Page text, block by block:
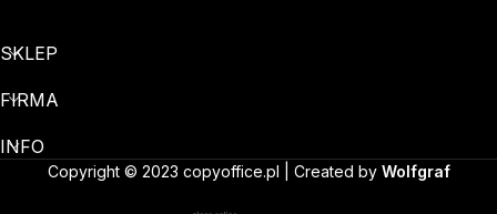
SKLEP
FIRMA
INFO
Copyright © 2023 copyoffice.pl | Created by Wolfgraf